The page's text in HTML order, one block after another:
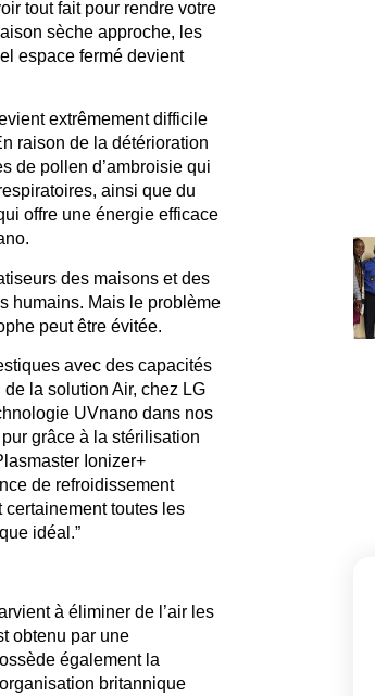
tout fait pour rendre votre
sèche approche, les
espace fermé devient
extrêmement difficile
raison de la détérioration
de pollen d’ambroisie qui
ainsi que du
offre une énergie efficace
des maisons et des
humains. Mais le problème
peut être évitée.
avec des capacités
la solution Air, chez LG
UVnano dans nos
grâce à la stérilisation
Ionizer+
de refroidissement
toutes les
idéal.”
à éliminer de l’air les
obtenu par une
également la
britannique